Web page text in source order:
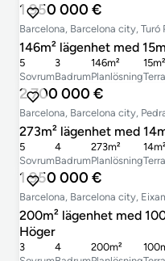
1 950 000 €
Barcelona, Barcelona city, Turó
146m² lägenhet med
Sovrum
5
Badrum
3
Planlösning
146m²
15m²
2 700 000 €
Barcelona, Barcelona city,
273m² lägenhet med
Sovrum
5
Badrum
4
Planlösning
273m²
14m²
1 950 000 €
Barcelona, Barcelona city,
200m² lägenhet med
Höger
3
4
200m²